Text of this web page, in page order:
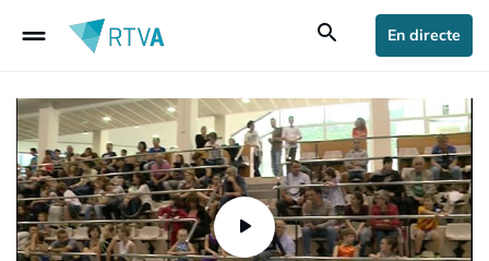
drag_handle search En directe